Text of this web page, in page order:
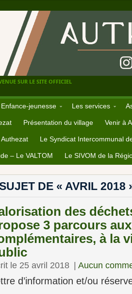
SUR LE SITE OFFICIEL
Enfance-jeunesse Les services
Présentation du village Venir à
Le Syndicat Intercommunal
– Le VALTOM Le SIVOM de la
DE « AVRIL 2018
des
3 parcours
à la
le 25 avril 2018 Aucun
d’information et/ou